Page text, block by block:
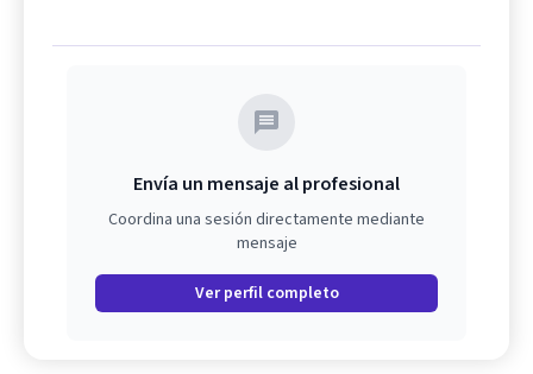
Envía un mensaje al profesional
Coordina una sesión directamente mediante
mensaje
Ver perfil completo